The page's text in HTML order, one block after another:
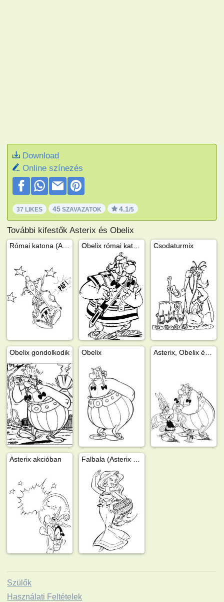
Download
Online színezés
37 LIKES 45 SZAVAZATOK 4.1/5
További kifestők Asterix és Obelix
Csodaturmix
Obelix gondolkodik Obelix
Asterix akcióban
Szülők
Használati Feltételek